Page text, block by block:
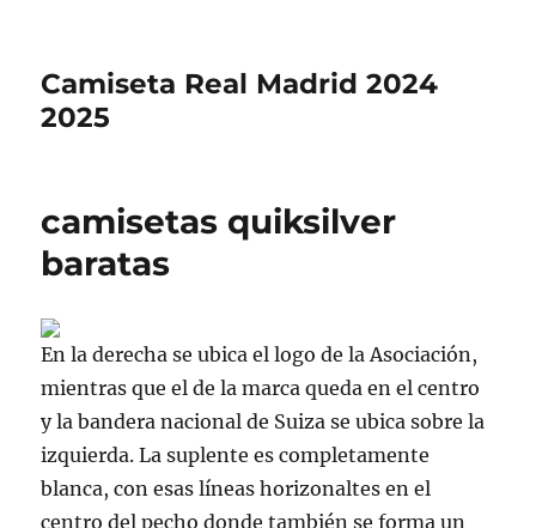
Camiseta Real Madrid 2024
2025
camisetas quiksilver
baratas
En la derecha se ubica el logo de la Asociación,
mientras que el de la marca queda en el centro
y la bandera nacional de Suiza se ubica sobre la
izquierda. La suplente es completamente
blanca, con esas líneas horizonaltes en el
centro del pecho donde también se forma un